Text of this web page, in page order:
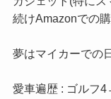
続けAmazonでの
夢はマイカーでの
愛車遍歴 : ゴルフ